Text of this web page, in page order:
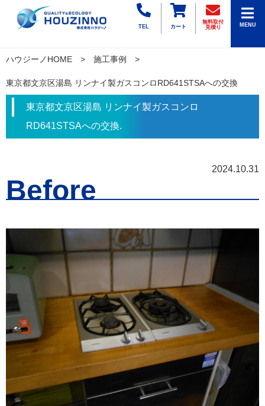
TEL カート
無料取付
見積り
MENU
ハウジーノHOME 施工事例
東京都文京区湯島 リンナイ製ガスコンロRD641STSAへの交換
東京都文京区湯島 リンナイ製ガスコンロ
RD641STSAへの交換.
2024.10.31
Before